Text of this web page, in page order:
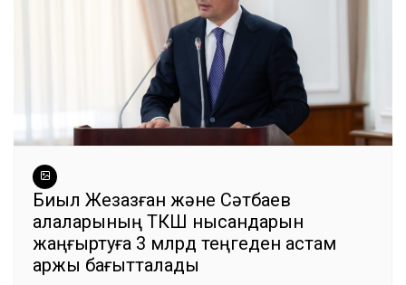
Биыл Жезқазған және Сәтбаев
қалаларының ТКШ нысандарын
жаңғыртуға 3 млрд теңгеден астам
қаржы бағытталады